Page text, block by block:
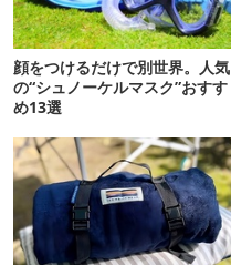
顔をつけるだけで別世界。人気
の“シュノーケルマスク”おすす
め13選